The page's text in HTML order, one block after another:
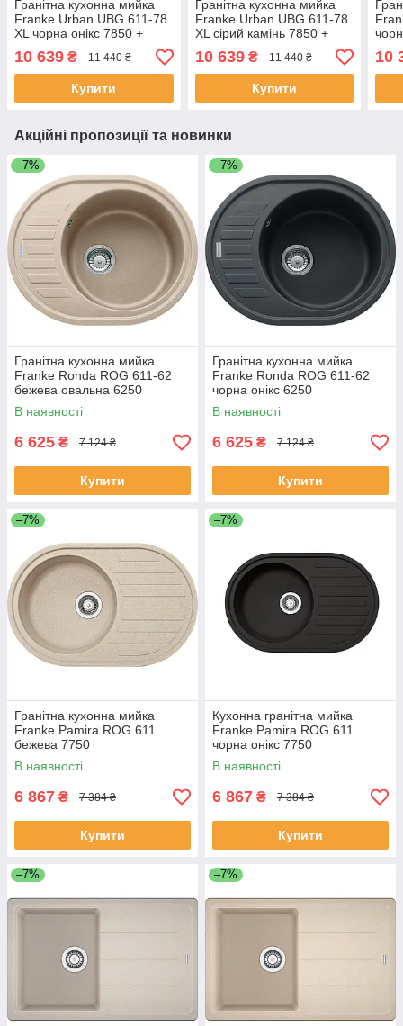
Гранітна кухонна мийка
Franke Urban UBG 611-78
XL чорна онікс 7850 +
10 639 ₴ 11 440 ₴
Купити
Гранітна кухонна мийка
Franke Urban UBG 611-78
XL сірий камінь 7850 +
10 639₴ 11 440 ₴
Купити
10
Акційні пропозиції та новинки
–7%
Гранітна кухонна мийка
Franke Ronda ROG 611-62
бежева овальна 6250
В наявності
6 625 ₴ 7 124 ₴
Купити
–7%
Гранітна кухонна мийка
Franke Ronda ROG 611-62
чорна онікс 6250
В наявності
6 625 ₴ 7 124 ₴
Купити
–7%
Гранітна кухонна мийка
Franke Pamira ROG 611
бежева 7750
В наявності
6 867 ₴ 7 384 ₴
Купити
–7%
Кухонна гранітна мийка
Franke Pamira ROG 611
чорна онікс 7750
В наявності
6 867 ₴ 7 384 ₴
Купити
–7% –7%